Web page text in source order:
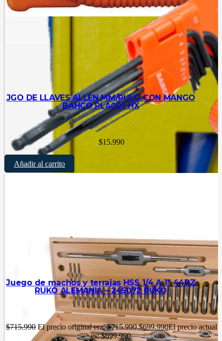
JGO DE LLAVES ALLEN MM/PULG CON MANGO
BAHCO PLA001-HX
$15.990
Añadir al carrito
Juego de machos y terrajas HSS 1/4 A 1″ 44PZ
RUKO ALEMANIA – 245072 RUKO
$715.990 El precio original era: $715.990.$699.990El precio actual
es: $699.990.